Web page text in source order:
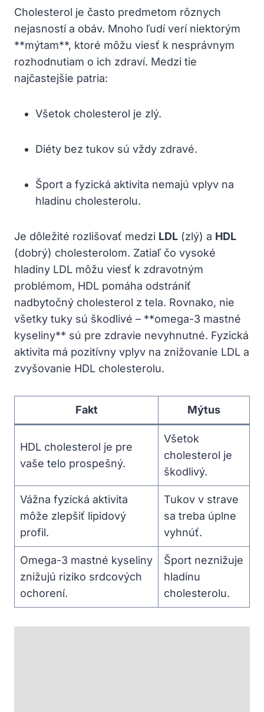
Cholesterol je často predmetom rôznych
nejasností a obáv. Mnoho ľudí verí niektorým
**mýtam**, ktoré môžu viesť k nesprávnym
rozhodnutiam o ich zdraví. Medzi tie
najčastejšie patria:
Všetok cholesterol je zlý.
Diéty bez tukov sú vždy zdravé.
Šport a fyzická aktivita nemajú vplyv na
hladinu cholesterolu.
Je dôležité rozlišovať medzi LDL (zlý) a HDL
(dobrý) cholesterolom. Zatiaľ čo vysoké
hladiny LDL môžu viesť k zdravotným
problémom, HDL pomáha odstrániť
nadbytočný cholesterol z tela. Rovnako, nie
všetky tuky sú škodlivé – **omega-3 mastné
kyseliny** sú pre zdravie nevyhnutné. Fyzická
aktivita má pozitívny vplyv na znižovanie LDL a
zvyšovanie HDL cholesterolu.
Fakt Mýtus
HDL cholesterol je pre
vaše telo prospešný.
Všetok
cholesterol je
škodlivý.
Vážna fyzická aktivita
môže zlepšiť lipidový
profil.
Tukov v strave
sa treba úplne
vyhnúť.
Omega-3 mastné kyseliny
znižujú riziko srdcových
ochorení.
Šport neznižuje
hladinu
cholesterolu.